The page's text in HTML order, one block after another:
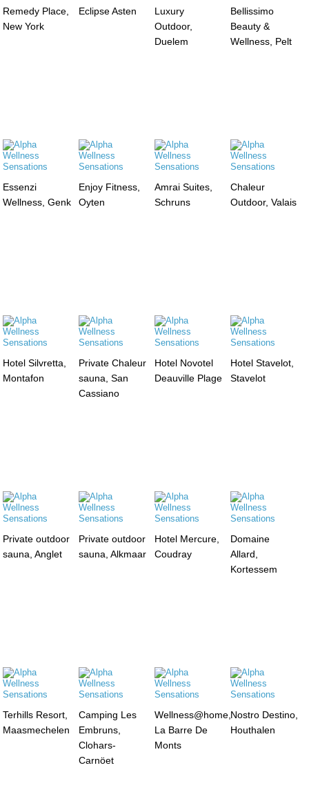
Remedy Place,
New York
Eclipse Asten
Luxury
Outdoor,
Duelem
Bellissimo
Beauty &
Wellness, Pelt
Essenzi
Wellness, Genk
Enjoy Fitness,
Oyten
Amrai Suites,
Schruns
Chaleur
Outdoor, Valais
Hotel Silvretta,
Montafon
Private Chaleur
sauna, San
Cassiano
Hotel Novotel
Deauville Plage
Hotel Stavelot,
Stavelot
Private outdoor
sauna, Anglet
Private outdoor
sauna, Alkmaar
Hotel Mercure,
Coudray
Domaine
Allard,
Kortessem
Terhills Resort,
Maasmechelen
Camping Les
Embruns,
Clohars-
Carnöet
Wellness@home,
La Barre De
Monts
Nostro Destino,
Houthalen